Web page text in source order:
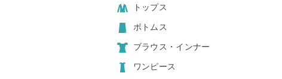
トップス
ボトムス
ブラウス・インナー
ワンピース